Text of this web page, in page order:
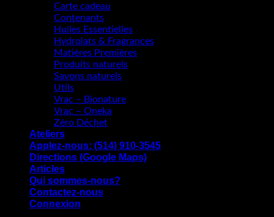
Carte cadeau
Contenants
Huiles Essentielles
Hydrolats & Fragrances
Matières Premières
Produits naturels
Savons naturels
Utils
Vrac – Bionature
Vrac – Oneka
Zéro Déchet
Ateliers
Applez-nous: (514) 910-3545
Directions (Google Maps)
Articles
Qui sommes-nous?
Contactez-nous
Connexion